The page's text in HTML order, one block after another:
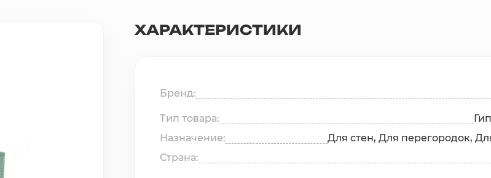
ХАРАКТЕРИСТИКИ
Бренд
Тип товара
Назначение
Для стен, Для перегородок,
Страна